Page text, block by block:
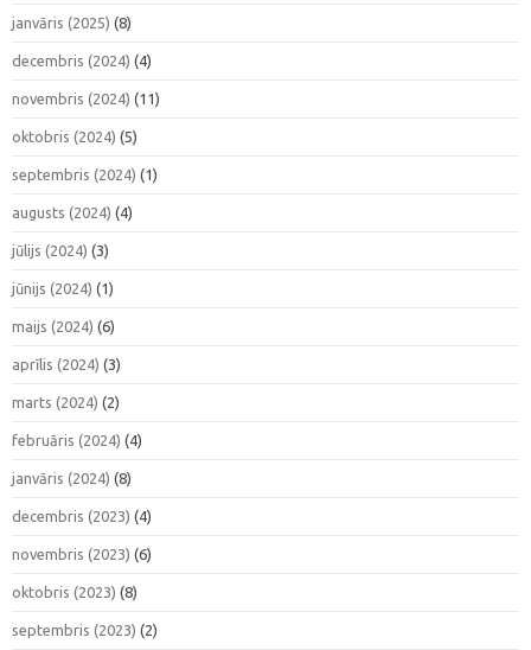
janvāris (2025) (8)
decembris (2024) (4)
novembris (2024) (11)
oktobris (2024) (5)
septembris (2024) (1)
augusts (2024) (4)
jūlijs (2024) (3)
jūnijs (2024) (1)
maijs (2024) (6)
aprīlis (2024) (3)
marts (2024) (2)
februāris (2024) (4)
janvāris (2024) (8)
decembris (2023) (4)
novembris (2023) (6)
oktobris (2023) (8)
septembris (2023) (2)